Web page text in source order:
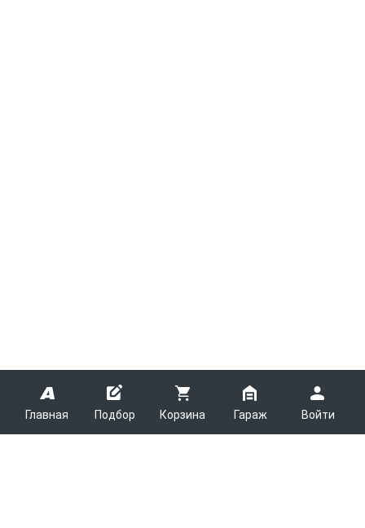
Главная Подбор Корзина Гараж Войти